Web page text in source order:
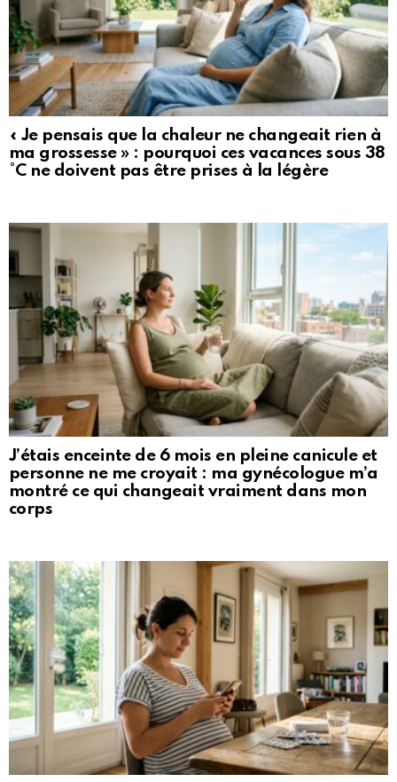
« Je pensais que la chaleur ne changeait rien à
ma grossesse » : pourquoi ces vacances sous 38
°C ne doivent pas être prises à la légère
J’étais enceinte de 6 mois en pleine canicule et
personne ne me croyait : ma gynécologue m’a
montré ce qui changeait vraiment dans mon
corps